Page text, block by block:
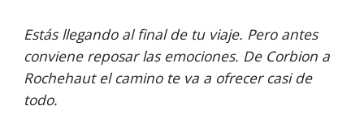
Estás llegando al final de tu viaje. Pero antes
conviene reposar las emociones. De Corbion a
Rochehaut el camino te va a ofrecer casi de
todo.